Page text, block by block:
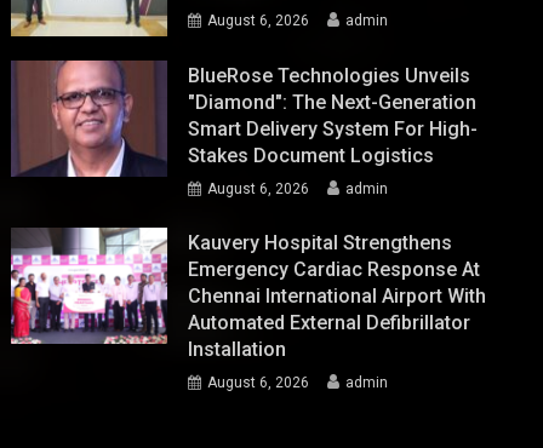
August 6, 2026 admin
BlueRose Technologies Unveils
"Diamond": The Next-Generation
Smart Delivery System For High-
Stakes Document Logistics
August 6, 2026 admin
Kauvery Hospital Strengthens
Emergency Cardiac Response At
Chennai International Airport With
Automated External Defibrillator
Installation
August 6, 2026 admin